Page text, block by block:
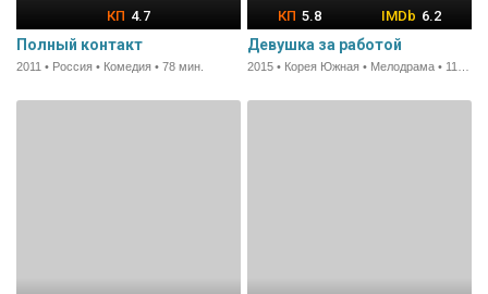
4.7
Полный контакт
2011 • Россия • Комедия • 78 мин.
5.8 6.2
Девушка за работой
2015 • Корея Южная • Мелодрама • 112 мин.